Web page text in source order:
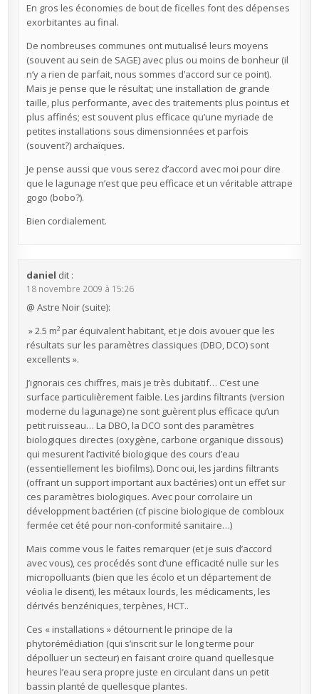
En gros les économies de bout de ficelles font des dépenses
exorbitantes au final.
De nombreuses communes ont mutualisé leurs moyens
(souvent au sein de SAGE) avec plus ou moins de bonheur (il
n’y a rien de parfait, nous sommes d’accord sur ce point).
Mais je pense que le résultat; une installation de grande
taille, plus performante, avec des traitements plus pointus et
plus affinés; est souvent plus efficace qu’une myriade de
petites installations sous dimensionnées et parfois
(souvent?) archaïques.
Je pense aussi que vous serez d’accord avec moi pour dire
que le lagunage n’est que peu efficace et un véritable attrape
gogo (bobo?).
Bien cordialement.
daniel dit :
18 novembre 2009 à 15:26
@ Astre Noir (suite):
» 2.5 m² par équivalent habitant, et je dois avouer que les
résultats sur les paramètres classiques (DBO, DCO) sont
excellents ».
J’ignorais ces chiffres, mais je très dubitatif… C’est une
surface particulièrement faible. Les jardins filtrants (version
moderne du lagunage) ne sont guèrent plus efficace qu’un
petit ruisseau… La DBO, la DCO sont des paramètres
biologiques directes (oxygène, carbone organique dissous)
qui mesurent l’activité biologique des cours d’eau
(essentiellement les biofilms). Donc oui, les jardins filtrants
(offrant un support important aux bactéries) ont un effet sur
ces paramètres biologiques. Avec pour corrolaire un
développment bactérien (cf piscine biologique de combloux
fermée cet été pour non-conformité sanitaire…)
Mais comme vous le faites remarquer (et je suis d’accord
avec vous), ces procédés sont d’une efficacité nulle sur les
micropolluants (bien que les écolo et un département de
véolia le disent), les métaux lourds, les médicaments, les
dérivés benzéniques, terpènes, HCT..
Ces « installations » détournent le principe de la
phytorémédiation (qui s’inscrit sur le long terme pour
dépolluer un secteur) en faisant croire quand quellesque
heures l’eau sera propre juste en circulant dans un petit
bassin planté de quellesque plantes.